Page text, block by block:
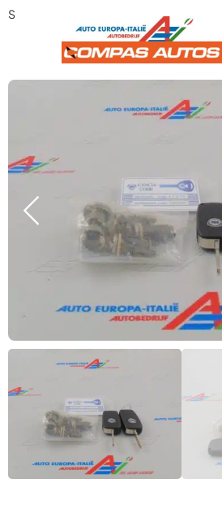
Slotenset Lancia Lybra NIEUW 735322674